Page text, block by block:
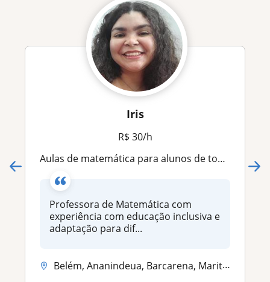
Iris
R$ 30/h
Aulas de matemática para alunos de todas as idades, do ensino fundamental ao médio. Experiência com educação inclusiva
Professora de Matemática com
experiência com educação inclusiva e
adaptação para dif...
Belém, Ananindeua, Barcarena, Marituba